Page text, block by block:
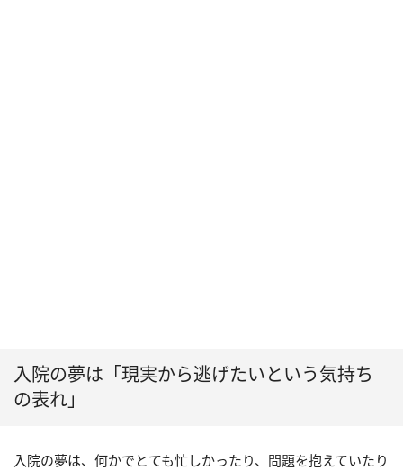
入院の夢は「現実から逃げたいという気持ち
の表れ」
入院の夢は、何かでとても忙しかったり、問題を抱えていたり